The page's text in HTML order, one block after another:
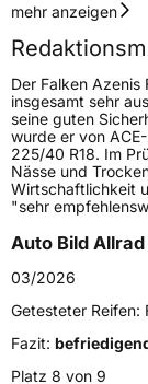
Lastindex94
Höchstlast670 kg
Gewicht (in kg)
Fahrzeugtyp
Verwendung
Modellname
Fahrzeugart
mehr anzeigen
Der Falken Azenis
insgesamt sehr
seine guten
wurde er von
225/40 R18. Im
Nässe und
Wirtschaftlichkeit
"sehr
Auto Bild Allrad
03/2026
Getesteter Reifen:
Fazit:
Platz 8 von 9